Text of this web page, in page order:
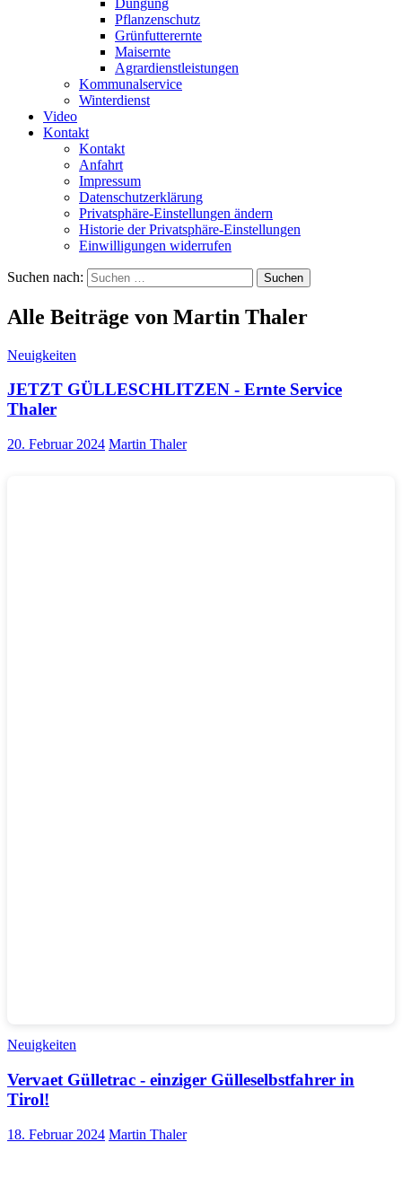
Pflanzenschutz
Grünfutterernte
Maisernte
Agrardienstleistungen
Kommunalservice
Winterdienst
Video
Kontakt
Kontakt
Anfahrt
Impressum
Datenschutzerklärung
Privatsphäre-Einstellungen ändern
Historie der Privatsphäre-Einstellungen
Einwilligungen widerrufen
Suchen nach:
Alle Beiträge von Martin Thaler
Neuigkeiten
JETZT GÜLLESCHLITZEN - Ernte Service
Thaler
20. Februar 2024 Martin Thaler
Neuigkeiten
Vervaet Gülletrac - einziger Gülleselbstfahrer in
Tirol!
18. Februar 2024 Martin Thaler